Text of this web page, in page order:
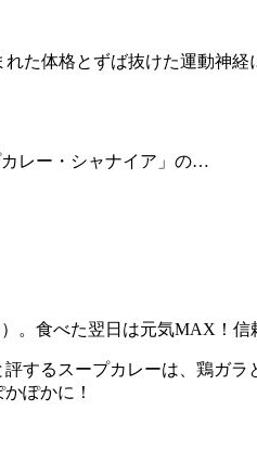
た体格とずば抜けた運動神
レー・シャナイア」の…
。食べた翌日は元気MAX！信
するスープカレーは、鶏ガ
ぽかに！